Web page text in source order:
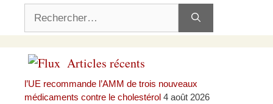
Articles récents
l’UE recommande l’AMM de trois nouveaux
médicaments contre le cholestérol 4 août 2026